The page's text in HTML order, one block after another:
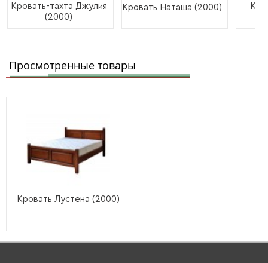
Кровать-тахта Джулия
(2000)
Кровать Наташа (2000)
Просмотренные товары
Кровать Лустена (2000)